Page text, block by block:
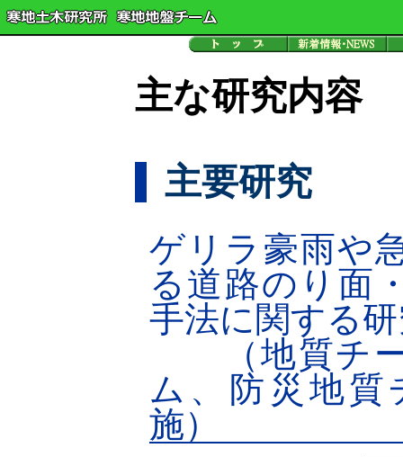
主な研究内容
主要研究
ゲリラ豪雨や
る道路のり面
手法に関する
（地質チー
ム、防災地質
施）